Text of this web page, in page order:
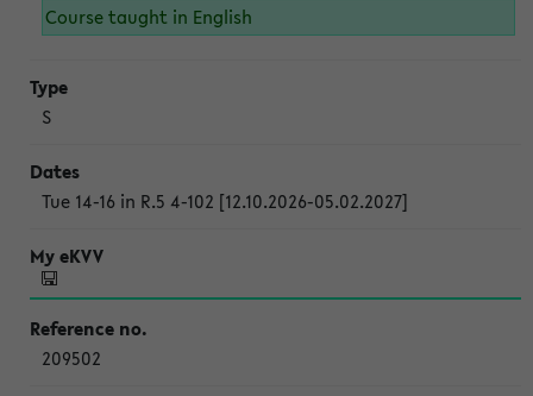
Course taught in English
S
Tue 14-16 in R.5 4-102 [12.10.2026-05.02.2027]
209502